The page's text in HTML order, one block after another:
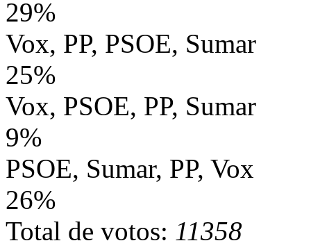
29%
Vox, PP, PSOE, Sumar
25%
Vox, PSOE, PP, Sumar
9%
PSOE, Sumar, PP, Vox
26%
Total de votos: 11358